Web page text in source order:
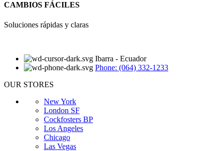
CAMBIOS FÁCILES
Soluciones rápidas y claras
Ibarra - Ecuador
Phone: (064) 332-1233
OUR STORES
New York
London SF
Cockfosters BP
Los Angeles
Chicago
Las Vegas